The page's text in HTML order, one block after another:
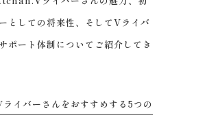
としての将来性、そしてVライバ
ポート体制についてご紹介してき
イバーさんをおすすめする5つの